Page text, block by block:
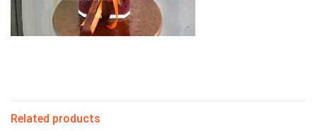
Related products